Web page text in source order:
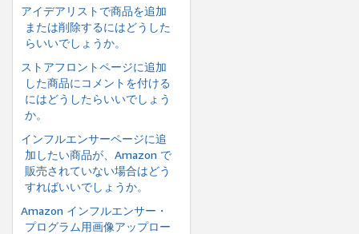
アイデアリストで商品を追加
または削除するにはどうした
らいいでしょうか。
ストアフロントページに追加
した商品にコメントを付ける
にはどうしたらいいでしょう
か。
インフルエンサーページに追
加したい商品が、Amazon で
販売されていない場合はどう
すればいいでしょうか。
Amazon インフルエンサー・
プログラム用画像アップロー